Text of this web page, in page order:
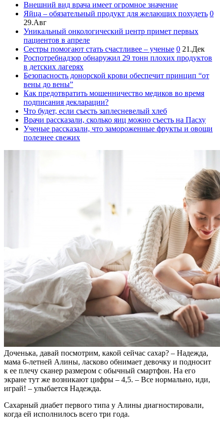
Внешний вид врача имеет огромное значение
Яйца – обязательный продукт для желающих похудеть 0
29.Авг
Уникальный онкологический центр примет первых
пациентов в апреле
Сестры помогают стать счастливее – ученые 0 21.Дек
Роспотребнадзор обнаружил 29 тонн плохих продуктов
в детских лагерях
Безопасность донорской крови обеспечит принцип “от
вены до вены”
Как предотвратить мошенничество медиков во время
подписания декларации?
Что будет, если съесть заплесневелый хлеб
Врачи рассказали, сколько яиц можно съесть на Пасху
Ученые рассказали, что замороженные фрукты и овощи
полезнее свежих
Доченька, давай посмотрим, какой сейчас сахар? – Надежда,
мама 6-летней Алины, ласково обнимает девочку и подносит
к ее плечу сканер размером с обычный смартфон. На его
экране тут же возникают цифры – 4,5. – Все нормально, иди,
играй! – улыбается Надежда.
Сахарный диабет первого типа у Алины диагностировали,
когда ей исполнилось всего три года.